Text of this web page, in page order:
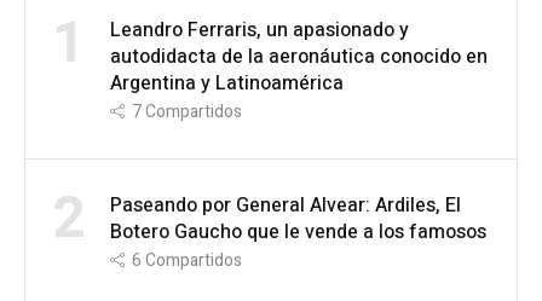
1
Leandro Ferraris, un apasionado y
autodidacta de la aeronáutica conocido en
Argentina y Latinoamérica
7Compartidos
2
Paseando por General Alvear: Ardiles, El
Botero Gaucho que le vende a los famosos
6Compartidos